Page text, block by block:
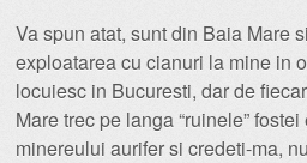
Va spun atat, sunt din Baia Mare
exploatarea cu cianuri la mine in
locuiesc in Bucuresti, dar de
Mare trec pe langa “ruinele”
minereului aurifer si credeti-ma,